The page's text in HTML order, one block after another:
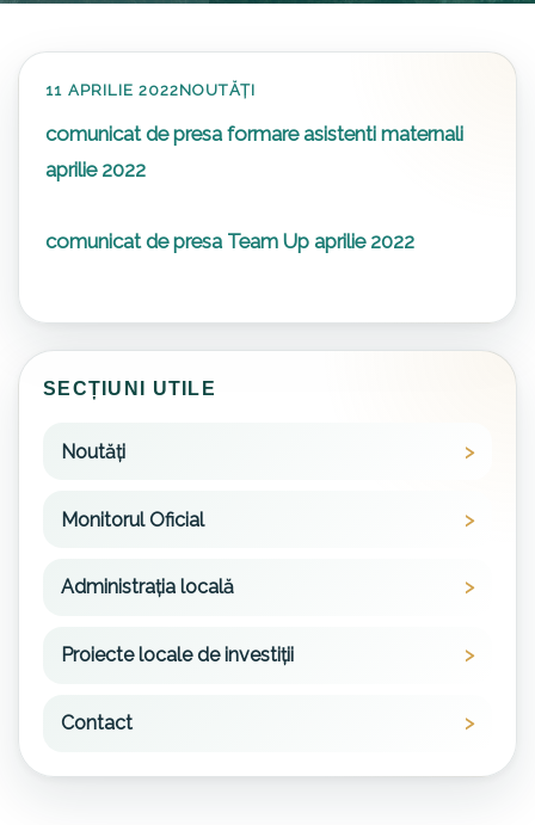
11 APRILIE 2022NOUTĂȚI
comunicat de presa formare asistenti maternali
aprilie 2022
comunicat de presa Team Up aprilie 2022
SECȚIUNI UTILE
Noutăți
Monitorul Oficial
Administrația locală
Proiecte locale de investiții
Contact